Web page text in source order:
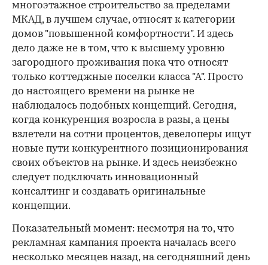
многоэтажное строительство за пределами
МКАД, в лучшем случае, относят к категории
домов "повышенной комфортности". И здесь
дело даже не в том, что к высшему уровню
загородного проживания пока что относят
только коттеджные поселки класса "А". Просто
до настоящего времени на рынке не
наблюдалось подобных концепций. Сегодня,
когда конкуренция возросла в разы, а цены
взлетели на сотни процентов, девелоперы ищут
новые пути конкурентного позиционирования
своих объектов на рынке. И здесь неизбежно
следует подключать инновационный
консалтинг и создавать оригинальные
концепции.
Показательный момент: несмотря на то, что
рекламная кампания проекта началась всего
несколько месяцев назад, на сегодняшний день